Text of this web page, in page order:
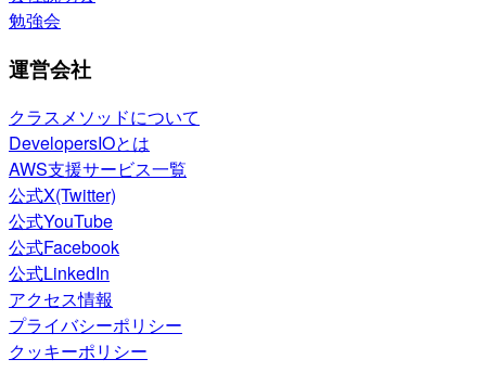
勉強会
運営会社
クラスメソッドについて
DevelopersIOとは
AWS支援サービス一覧
公式X(Twitter)
公式YouTube
公式Facebook
公式LinkedIn
アクセス情報
プライバシーポリシー
クッキーポリシー